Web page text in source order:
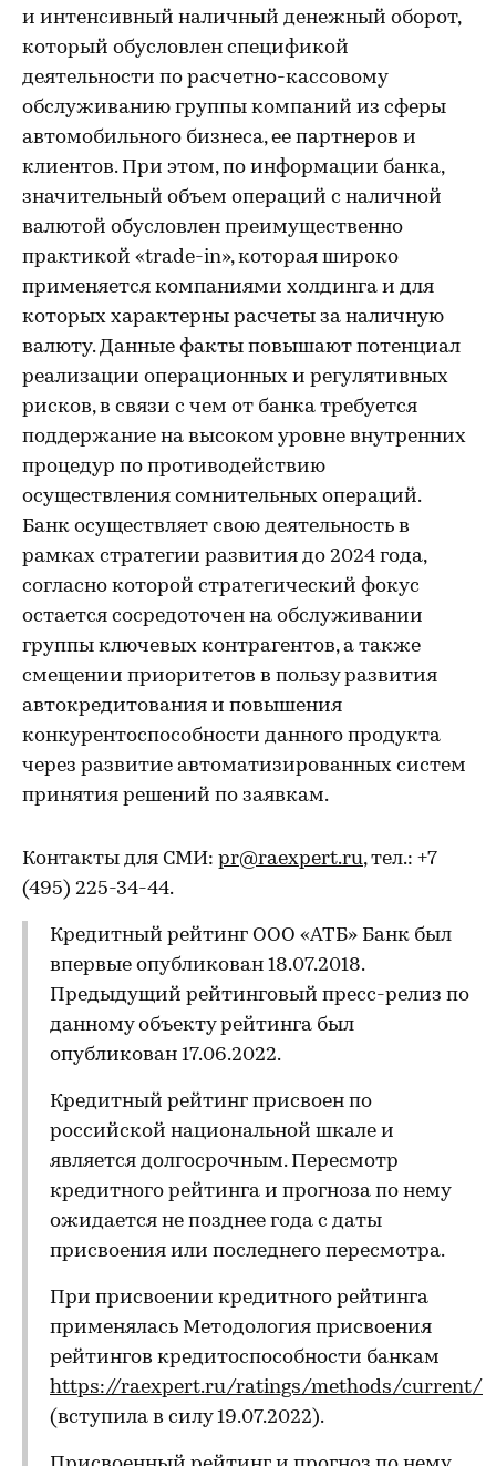
и интенсивный наличный денежный оборот,
который обусловлен спецификой
деятельности по расчетно-кассовому
обслуживанию группы компаний из сферы
автомобильного бизнеса, ее партнеров и
клиентов. При этом, по информации банка,
значительный объем операций с наличной
валютой обусловлен преимущественно
практикой «trade-in», которая широко
применяется компаниями холдинга и для
которых характерны расчеты за наличную
валюту. Данные факты повышают потенциал
реализации операционных и регулятивных
рисков, в связи с чем от банка требуется
поддержание на высоком уровне внутренних
процедур по противодействию
осуществления сомнительных операций.
Банк осуществляет свою деятельность в
рамках стратегии развития до 2024 года,
согласно которой стратегический фокус
остается сосредоточен на обслуживании
группы ключевых контрагентов, а также
смещении приоритетов в пользу развития
автокредитования и повышения
конкурентоспособности данного продукта
через развитие автоматизированных систем
принятия решений по заявкам.
Контакты для СМИ: pr@raexpert.ru, тел.: +7
(495) 225-34-44.
Кредитный рейтинг ООО «АТБ» Банк был
впервые опубликован 18.07.2018.
Предыдущий рейтинговый пресс-релиз по
данному объекту рейтинга был
опубликован 17.06.2022.
Кредитный рейтинг присвоен по
российской национальной шкале и
является долгосрочным. Пересмотр
кредитного рейтинга и прогноза по нему
ожидается не позднее года с даты
присвоения или последнего пересмотра.
При присвоении кредитного рейтинга
применялась Методология присвоения
рейтингов кредитоспособности банкам
https://raexpert.ru/ratings/methods/current/
(вступила в силу 19.07.2022).